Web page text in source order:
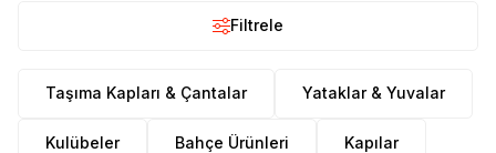
Filtrele
Taşıma Kapları & Çantalar Yataklar & Yuvalar
Kulübeler Bahçe Ürünleri Kapılar